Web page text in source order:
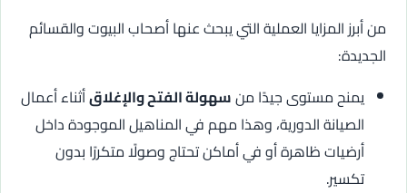
من أبرز المزايا العملية التي يبحث عنها أصحاب البيوت والقسائم
الجديدة:
يمنح مستوى جيدًا منسهولة الفتح والإغلاقأثناء أعمال
الصيانة الدورية، وهذا مهم في المناهيل الموجودة داخل
أرضيات ظاهرة أو في أماكن تحتاج وصولًا متكررًا بدون
تكسير.